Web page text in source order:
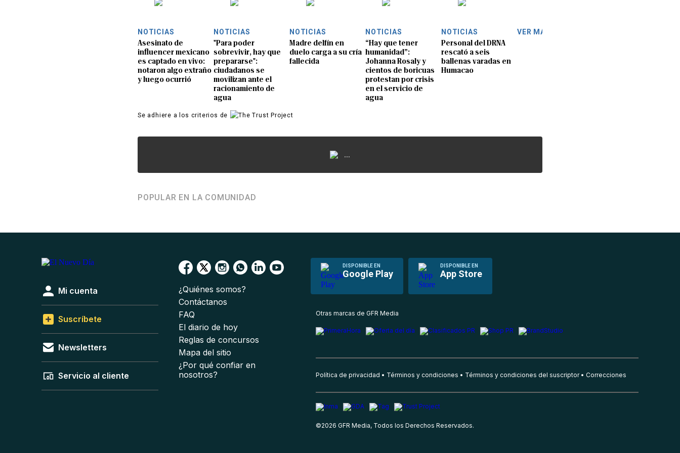
NOTICIAS
Asesinato de
influencer mexicano
es captado en vivo:
notaron algo extraño
y luego ocurrió
NOTICIAS
"Para poder
sobrevivir, hay que
prepararse":
ciudadanos se
movilizan ante el
racionamiento de
agua
NOTICIAS
Madre delfín en
duelo carga a su cría
fallecida
NOTICIAS
“Hay que tener
humanidad”:
Johanna Rosaly y
cientos de boricuas
protestan por crisis
en el servicio de
agua
NOTICIAS
Personal del DRNA
rescató a seis
ballenas varadas en
Humacao
VER MÁS
Se adhiere a los criterios de
...
POPULAR EN LA COMUNIDAD
DISPONIBLE EN
Google Play
DISPONIBLE EN
App Store
Mi cuenta
Suscríbete
Newsletters
Servicio al cliente
¿Quiénes somos?
Contáctanos
FAQ
El diario de hoy
Reglas de concursos
Mapa del sitio
¿Por qué confiar en
nosotros?
Otras marcas de GFR Media
Política de privacidad Términos y condiciones Términos y condiciones del suscriptor Correcciones
©2026 GFR Media, Todos los Derechos Reservados.